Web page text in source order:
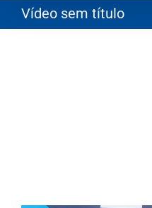
Vídeo sem título